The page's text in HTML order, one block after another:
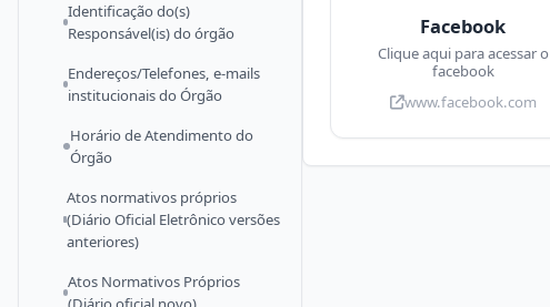
Identificação do(s)
Responsável(is) do órgão
Endereços/Telefones, e-mails
institucionais do Órgão
Horário de Atendimento do
Órgão
Atos normativos próprios
(Diário Oficial Eletrônico versões
anteriores)
Atos Normativos Próprios
Facebook
Clique aqui para acessar o
facebook
www.facebook.com